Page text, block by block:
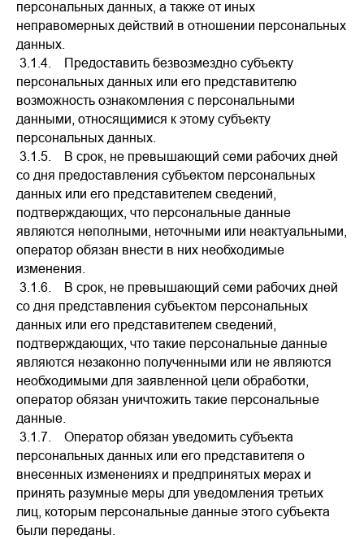
персональных данных, а также от иных
неправомерных действий в отношении персональных
данных.
3.1.4. Предоставить безвозмездно субъекту
персональных данных или его представителю
возможность ознакомления с персональными
данными, относящимися к этому субъекту
персональных данных.
3.1.5. В срок, не превышающий семи рабочих дней
со дня предоставления субъектом персональных
данных или его представителем сведений,
подтверждающих, что персональные данные
являются неполными, неточными или неактуальными,
оператор обязан внести в них необходимые
изменения.
3.1.6. В срок, не превышающий семи рабочих дней
со дня представления субъектом персональных
данных или его представителем сведений,
подтверждающих, что такие персональные данные
являются незаконно полученными или не являются
необходимыми для заявленной цели обработки,
оператор обязан уничтожить такие персональные
данные.
3.1.7. Оператор обязан уведомить субъекта
персональных данных или его представителя о
внесенных изменениях и предпринятых мерах и
принять разумные меры для уведомления третьих
лиц, которым персональные данные этого субъекта
были переданы.